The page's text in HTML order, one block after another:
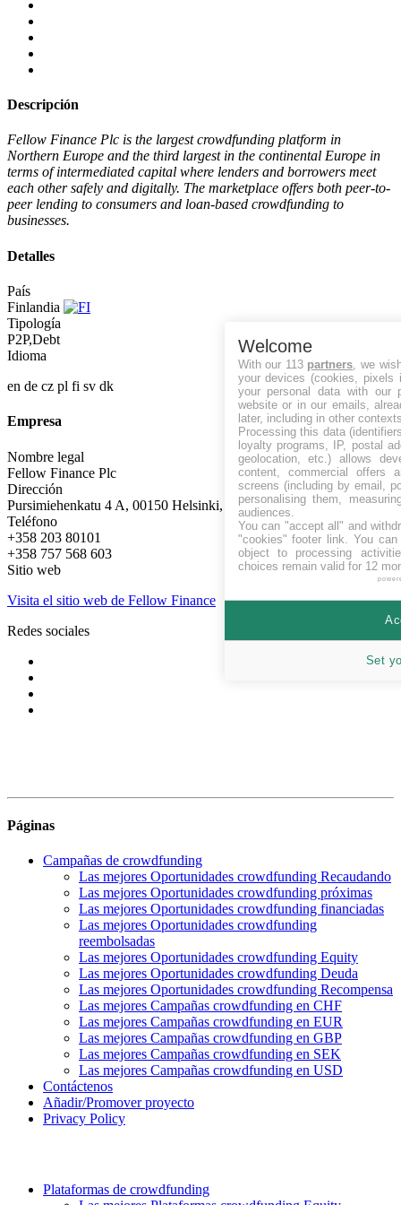
Descripción
Fellow Finance Plc is the largest crowdfunding platform in
Northern Europe and the third largest in the continental Europe in
terms of intermediated capital where lenders and borrowers meet
each other safely and digitally. The marketplace offers both peer-to-
peer lending to consumers and loan-based crowdfunding to
businesses.
Detalles
País
Finlandia
Tipología
P2P,Debt
Idioma
en de cz pl fi sv dk
Empresa
Nombre legal
Fellow Finance Plc
Dirección
Pursimiehenkatu 4 A, 00150 Helsinki, Finland
Teléfono
+358 203 80101
+358 757 568 603
Sitio web
Visita el sitio web de Fellow Finance
Redes sociales
Páginas
Campañas de crowdfunding
Las mejores Oportunidades crowdfunding Recaudando
Las mejores Oportunidades crowdfunding próximas
Las mejores Oportunidades crowdfunding financiadas
Las mejores Oportunidades crowdfunding
reembolsadas
Las mejores Oportunidades crowdfunding Equity
Las mejores Oportunidades crowdfunding Deuda
Las mejores Oportunidades crowdfunding Recompensa
Las mejores Campañas crowdfunding en CHF
Las mejores Campañas crowdfunding en EUR
Las mejores Campañas crowdfunding en GBP
Las mejores Campañas crowdfunding en SEK
Las mejores Campañas crowdfunding en USD
Contáctenos
Añadir/Promover proyecto
Privacy Policy
Plataformas de crowdfunding
Welcome
With our 113 partners , we
your devices (cookies, pixels
your personal data with our
website or in our emails,
later, including in other
Processing this data
loyalty programs, IP, postal
geolocation, etc.) allows
content, commercial offers
screens (including by email,
personalising them,
audiences.
You can "accept all" and
"cookies" footer link . You
object to processing
choices remain valid for 12
Set